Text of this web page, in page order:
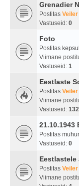
Grenadier
Postitas Veiler
Vastuseid: 0
Foto
Postitas
Viimane
Vastuseid: 1
Eestlaste
Postitas Veiler
Viimane
Vastuseid: 132
21.10.1943
Postitas
Vastuseid: 0
Postitas Veiler
Viimane